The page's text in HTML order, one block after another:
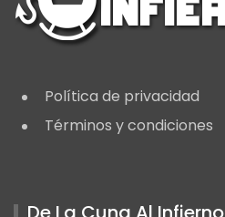
Política de privacidad
Términos y condiciones